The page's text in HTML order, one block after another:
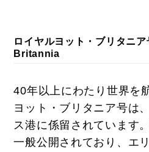
ロイヤルヨット・ブリタニ
Britannia
40年以上にわたり世界を
ヨット・ブリタニア号は
ス港に係留されています
一般公開されており、エ